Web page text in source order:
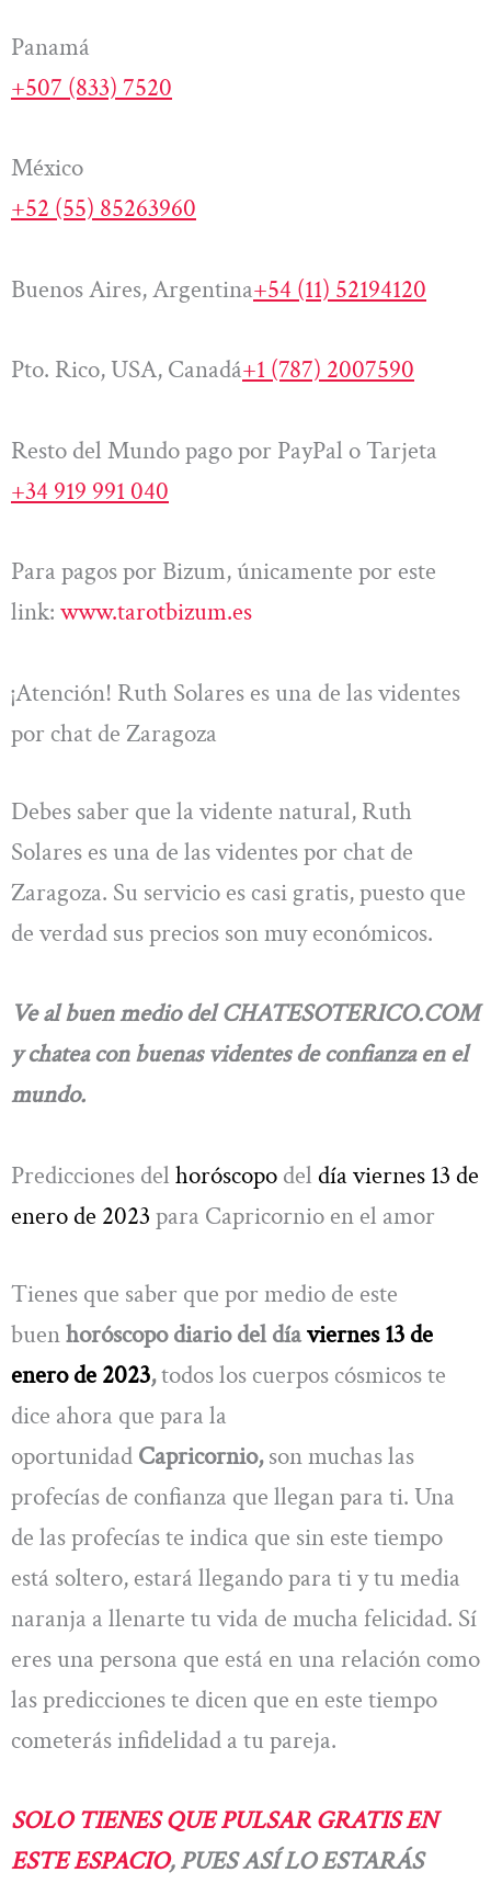
Panamá
+507 (833) 7520
México
+52 (55) 85263960
Buenos Aires, Argentina+54 (11) 52194120
Pto. Rico, USA, Canadá+1 (787) 2007590
Resto del Mundo pago por PayPal o Tarjeta
+34 919 991 040
Para pagos por Bizum, únicamente por este
link: www.tarotbizum.es
¡Atención! Ruth Solares es una de las videntes
por chat de Zaragoza
Debes saber que la vidente natural, Ruth
Solares es una de las videntes por chat de
Zaragoza. Su servicio es casi gratis, puesto que
de verdad sus precios son muy económicos.
Ve al buen medio del CHATESOTERICO.COM
y chatea con buenas videntes de confianza en el
mundo.
Predicciones del horóscopo del día viernes 13 de
enero de 2023 para Capricornio en el amor
Tienes que saber que por medio de este
buenhoróscopo diario del díaviernes 13 de
enero de 2023,todos los cuerpos cósmicos te
dice ahora que para la
oportunidad Capricornio,son muchas las
profecías de confianza que llegan para ti. Una
de las profecías te indica que sin este tiempo
está soltero, estará llegando para ti y tu media
naranja a llenarte tu vida de mucha felicidad. Sí
eres una persona que está en una relación como
las predicciones te dicen que en este tiempo
cometerás infidelidad a tu pareja.
SOLO TIENES QUE PULSAR GRATIS EN
ESTE ESPACIO, PUES ASÍ LO ESTARÁS